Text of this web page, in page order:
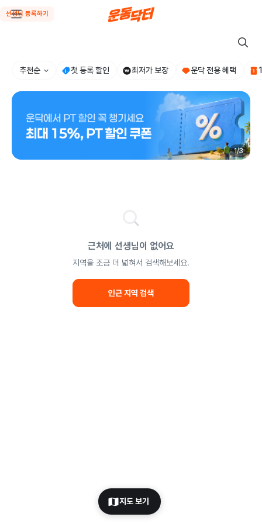
선생님 등록하기
추천순 첫 등록 할인 최저가 보장 운닥 전용 혜택
지도 보기
1/3
근처에 선생님이 없어요
지역을 조금 더 넓혀서 검색해보세요.
인근 지역 검색